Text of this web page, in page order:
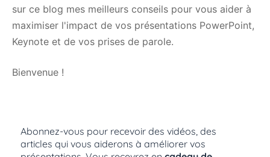
sur ce blog mes meilleurs conseils pour vous aider à
maximiser l'impact de vos présentations PowerPoint,
Keynote et de vos prises de parole.
Bienvenue !